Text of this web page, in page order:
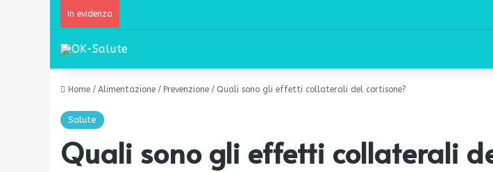
In evidenza
Home / Alimentazione / Prevenzione / Quali sono gli effetti collaterali del cortisone?
Salute
Quali sono gli effetti collaterali